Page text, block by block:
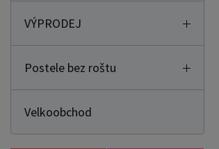
VÝPRODEJ
Postele bez roštu
Velkoobchod